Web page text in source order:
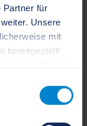
Partner für
Unsere
mit
bereitgestellt